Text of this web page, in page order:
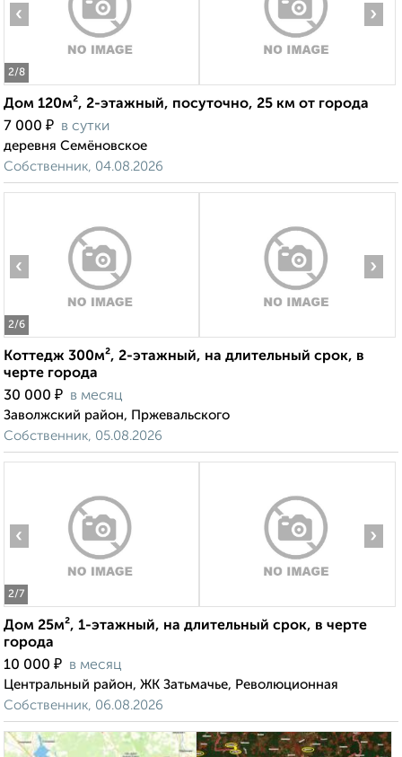
2/8
‹ ›
Дом 120м², 2-этажный, посуточно, 25 км от города
7 000 ₽ в сутки
деревня Семёновское
Собственник, 04.08.2026
2/6
‹ ›
Коттедж 300м², 2-этажный, на длительный срок, в
черте города
30 000 ₽ в месяц
Заволжский район, Пржевальского
Собственник, 05.08.2026
2/7
‹ ›
Дом 25м², 1-этажный, на длительный срок, в черте
города
10 000 ₽ в месяц
Центральный район, ЖК Затьмачье, Революционная
Собственник, 06.08.2026